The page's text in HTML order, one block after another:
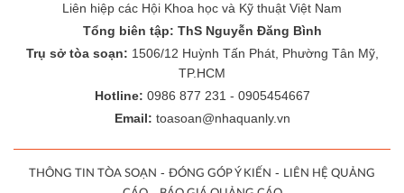
Liên hiệp các Hội Khoa học và Kỹ thuật Việt Nam
Tổng biên tập: ThS Nguyễn Đăng Bình
Trụ sở tòa soạn: 1506/12 Huỳnh Tấn Phát, Phường Tân Mỹ,
TP.HCM
Hotline: 0986 877 231 - 0905454667
Email: toasoan@nhaquanly.vn
THÔNG TIN TÒA SOẠN - ĐÓNG GÓP Ý KIẾN - LIÊN HỆ QUẢNG